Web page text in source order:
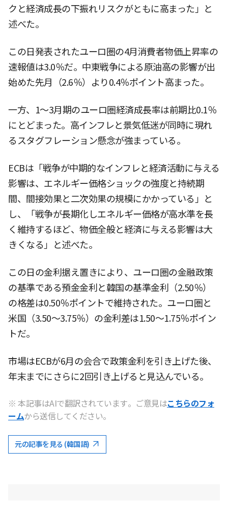
クと経済成長の下振れリスクがともに高まった」と
述べた。
この日発表されたユーロ圏の4月消費者物価上昇率の
速報値は3.0％だ。中東戦争による原油高の影響が出
始めた先月（2.6％）より0.4％ポイント高まった。
一方、1〜3月期のユーロ圏経済成長率は前期比0.1％
にとどまった。高インフレと景気低迷が同時に現れ
るスタグフレーション懸念が強まっている。
ECBは「戦争が中期的なインフレと経済活動に与える
影響は、エネルギー価格ショックの強度と持続期
間、間接効果と二次効果の規模にかかっている」と
し、「戦争が長期化しエネルギー価格が高水準を長
く維持するほど、物価全般と経済に与える影響は大
きくなる」と述べた。
この日の金利据え置きにより、ユーロ圏の金融政策
の基準である預金金利と韓国の基準金利（2.50％）
の格差は0.50％ポイントで維持された。ユーロ圏と
米国（3.50〜3.75％）の金利差は1.50〜1.75％ポイン
トだ。
市場はECBが6月の会合で政策金利を引き上げた後、
年末までにさらに2回引き上げると見込んでいる。
※ 本記事はAIで翻訳されています。ご意見はこちらのフォ
ームから送信してください。
元の記事を見る (韓国語)